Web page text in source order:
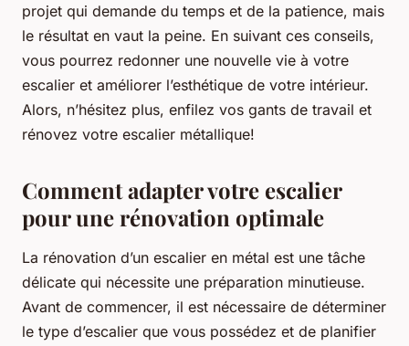
projet qui demande du temps et de la patience, mais
le résultat en vaut la peine. En suivant ces conseils,
vous pourrez redonner une nouvelle vie à votre
escalier et améliorer l’esthétique de votre intérieur.
Alors, n’hésitez plus, enfilez vos gants de travail et
rénovez votre escalier métallique!
Comment adapter votre escalier
pour une rénovation optimale
La rénovation d’un escalier en métal est une tâche
délicate qui nécessite une préparation minutieuse.
Avant de commencer, il est nécessaire de déterminer
le type d’escalier que vous possédez et de planifier